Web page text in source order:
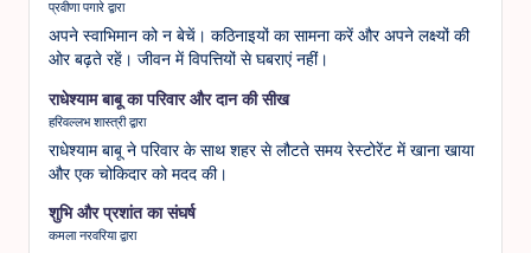
प्रवीणा पगारे द्वारा
अपने स्वाभिमान को न बेचें। कठिनाइयों का सामना करें और अपने लक्ष्यों की
ओर बढ़ते रहें। जीवन में विपत्तियों से घबराएं नहीं।
राधेश्याम बाबू का परिवार और दान की सीख
हरिवल्लभ शास्त्री द्वारा
राधेश्याम बाबू ने परिवार के साथ शहर से लौटते समय रेस्टोरेंट में खाना खाया
और एक चोकिदार को मदद की।
शुभि और प्रशांत का संघर्ष
कमला नरवरिया द्वारा